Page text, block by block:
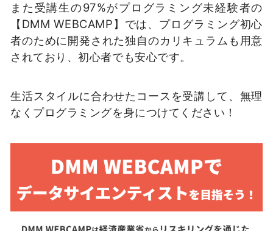
また受講生の97%がプログラミング未経験者の
【DMM WEBCAMP】では、プログラミング初心
者のために開発された独自のカリキュラムも用意
されており、初心者でも安心です。
生活スタイルに合わせたコースを受講して、無理
なくプログラミングを身につけてください！